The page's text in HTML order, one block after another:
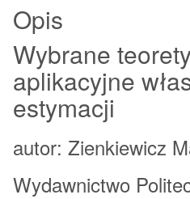
Opis
Wybrane
aplikacyjne
estymacji
autor: Zienkiewicz
Wydawnictwo